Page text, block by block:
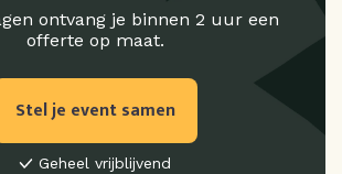
ontvang je binnen 2 uur een
offerte op maat.
Stel je event samen
Geheel vrijblijvend